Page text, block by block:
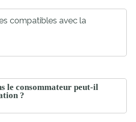
compatibles avec la
le consommateur peut-il
?